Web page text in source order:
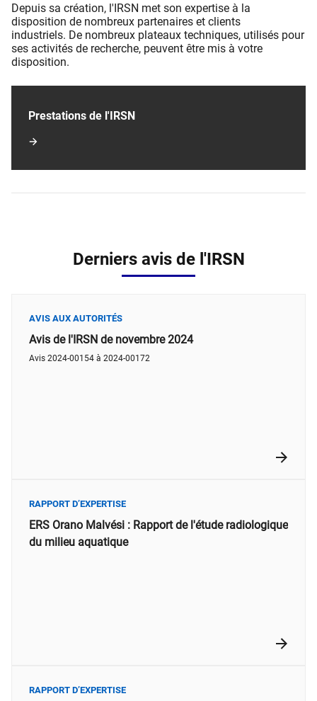
Depuis sa création, l'IRSN met son expertise à la
disposition de nombreux partenaires et clients
industriels. De nombreux plateaux techniques, utilisés pour
ses activités de recherche, peuvent être mis à votre
disposition.
Prestations de l'IRSN
Derniers avis de l'IRSN
Avis de l'IRSN de novembre 2024
AVIS AUX AUTORITÉS
Avis 2024-00154 à 2024-00172
ERS Orano Malvési : Rapport de l'étude radiologique
du milieu aquatique
RAPPORT D’EXPERTISE
RAPPORT D’EXPERTISE